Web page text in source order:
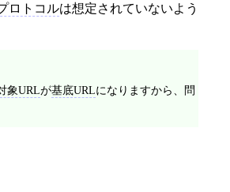
ロトコルは想定されていないよう
象URLが基底URLになりますから、問